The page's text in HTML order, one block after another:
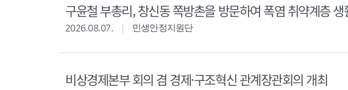
구윤철 부총리, 창신동 쪽방촌을 방문하여 폭염 취약계층
2026.08.07. 민생안정지원단
비상경제본부 회의 겸 경제·구조혁신 관계장관회의 개최